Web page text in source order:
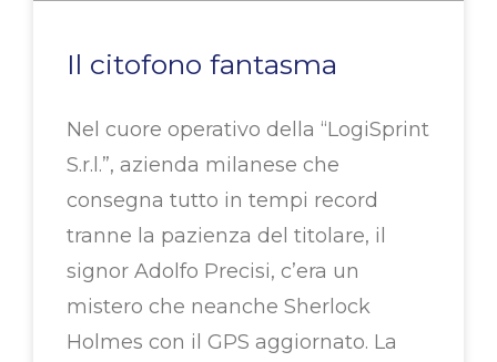
Il citofono fantasma
Nel cuore operativo della “LogiSprint
S.r.l.”, azienda milanese che
consegna tutto in tempi record
tranne la pazienza del titolare, il
signor Adolfo Precisi, c’era un
mistero che neanche Sherlock
Holmes con il GPS aggiornato. La